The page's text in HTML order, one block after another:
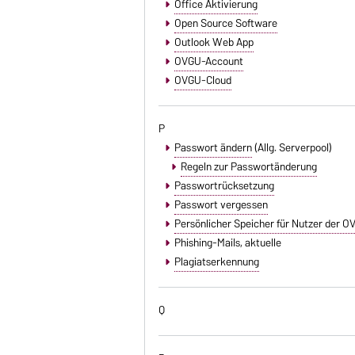
Office Aktivierung
Open Source Software
Outlook Web App
OVGU-Account
OVGU-Cloud
P
Passwort ändern(Allg. Serverpool)
Regeln zur Passwortänderung
Passwortrücksetzung
Passwort vergessen
Persönlicher Speicher für Nutzer der
Phishing-Mails, aktuelle
Plagiatserkennung
Q